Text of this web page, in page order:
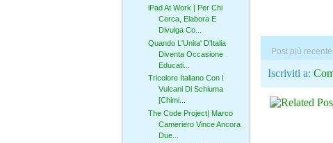
Post più recente
Iscriviti a:
iPad At Work | Per Chi
Cerca, Elabora E
Divulga Co...
Quando L'Unita' D'Italia
Diventa Occasione
Educati...
Tricolore Italiano Con I
Vulcani Di Schiuma
[Chimi...
The Code Project| Marco
Cameriero Vince Ancora
Due...